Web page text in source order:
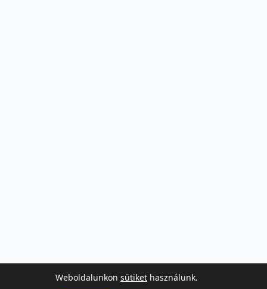
Weboldalunkon sütiket használunk.